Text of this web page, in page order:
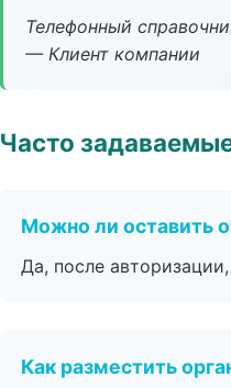
Телефонный
— Клиент компании
Часто
Можно ли оставить
Да, после
Как разместить